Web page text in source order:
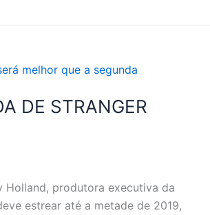
DE STRANGER
Holland, produtora executiva da
estrear até a metade de 2019,